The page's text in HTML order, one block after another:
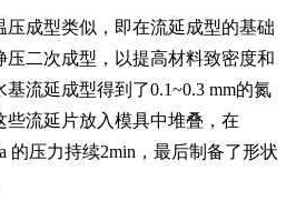
压成型类似，即在流延成型的基础
压二次成型，以提高材料致密度和
流延成型得到了0.1~0.3 mm的氮
流延片放入模具中堆叠，在
的压力持续2min，最后制备了形状